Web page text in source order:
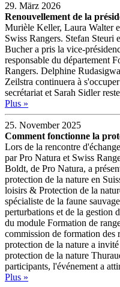
29. März 2026
Renouvellement de la
Murièle Keller, Laura Walter
Swiss Rangers. Stefan Steuri
Bucher a pris la vice-
responsable du département
Rangers. Delphine
Zeilstra continuera à
secrétariat et Sarah Sidler
Plus »
25. November 2025
Comment fonctionne la
Lors de la rencontre
par Pro Natura et Swiss
Boldt, de Pro Natura, a
protection de la nature en
loisirs & Protection de la
spécialiste de la faune
perturbations et de la gestion
du module Formation de
commission de formation des
protection de la nature a
protection de la nature
participants, l'événement a
Plus »